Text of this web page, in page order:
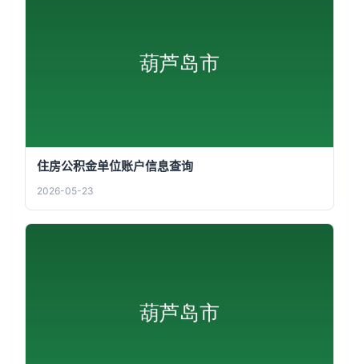
住房公积金单位账户信息查询
2026-05-23